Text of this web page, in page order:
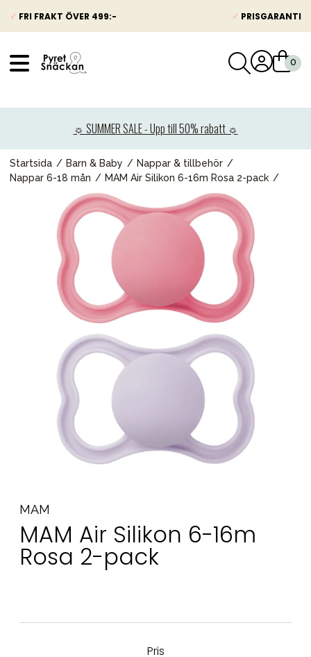
✓ FRI FRAKT ÖVER 499:- ✓ PRISGARANTI
☼ SUMMER SALE - Upp till 50% rabatt ☼
Startsida Barn & Baby
Nappar & tillbehör
Nappar 6-18 mån
MAM Air Silikon 6-16m Rosa 2-pack
MAM
MAM Air Silikon 6-16m
Rosa 2-pack
Pris
Barnvagnar
Bilbarnstolar
Barn & Baby
Möbler & bädd
Tillbehör
Reservdelar
Kampanjer
Våra favoriter
Varumärken
Kontakta oss
Uthyrning Vår butik